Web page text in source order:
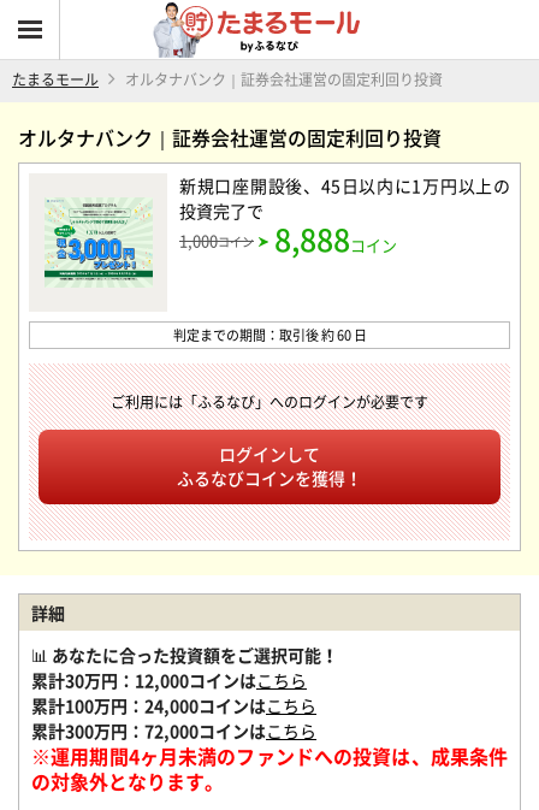
たまるモール オルタナバンク｜証券会社運営の固定利回り投資
オルタナバンク｜証券会社運営の固定利回り投資
新規口座開設後、45日以内に1万円以上の
投資完了で
1,000コイン 8,888コイン
判定までの期間：取引後 約 60 日
ご利用には「ふるなび」へのログインが必要です
ログインして
ふるなびコインを獲得！
詳細
📊 あなたに合った投資額をご選択可能！
累計30万円：12,000コインはこちら
累計100万円：24,000コインはこちら
累計300万円：72,000コインはこちら
※運用期間4ヶ月未満のファンドへの投資は、成果条件
の対象外となります。